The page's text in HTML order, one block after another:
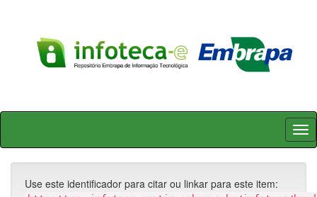
Skip
Use este identificador para citar ou linkar para este item: